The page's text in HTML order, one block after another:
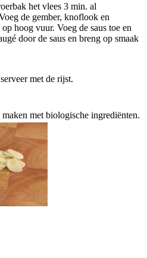
het vlees 3 min. al
de gember, knoflook en
hoog vuur. Voeg de saus toe en
door de saus en breng op smaak
met de rijst.
met biologische ingrediënten.